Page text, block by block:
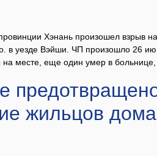
Хэнань произошел взрыв
в уезде Вэйши. ЧП произошло 26
на месте, еще один умер в
жильцов